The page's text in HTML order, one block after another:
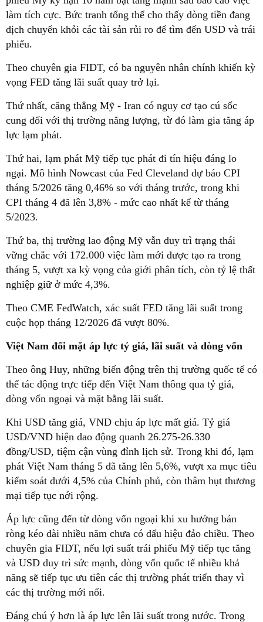
làm tích cực. Bức tranh tổng thể cho thấy dòng tiền đang
dịch chuyển khỏi các tài sản rủi ro để tìm đến USD và trái
phiếu.
Theo chuyên gia FIDT, có ba nguyên nhân chính khiến kỳ
vọng FED tăng lãi suất quay trở lại.
Thứ nhất, căng thẳng Mỹ - Iran có nguy cơ tạo cú sốc
cung đối với thị trường năng lượng, từ đó làm gia tăng áp
lực lạm phát.
Thứ hai, lạm phát Mỹ tiếp tục phát đi tín hiệu đáng lo
ngại. Mô hình Nowcast của Fed Cleveland dự báo CPI
tháng 5/2026 tăng 0,46% so với tháng trước, trong khi
CPI tháng 4 đã lên 3,8% - mức cao nhất kể từ tháng
5/2023.
Thứ ba, thị trường lao động Mỹ vẫn duy trì trạng thái
vững chắc với 172.000 việc làm mới được tạo ra trong
tháng 5, vượt xa kỳ vọng của giới phân tích, còn tỷ lệ thất
nghiệp giữ ở mức 4,3%.
Theo CME FedWatch, xác suất FED tăng lãi suất trong
cuộc họp tháng 12/2026 đã vượt 80%.
Việt Nam đối mặt áp lực tỷ giá, lãi suất và dòng vốn
Theo ông Huy, những biến động trên thị trường quốc tế có
thể tác động trực tiếp đến Việt Nam thông qua tỷ giá,
dòng vốn ngoại và mặt bằng lãi suất.
Khi USD tăng giá, VND chịu áp lực mất giá. Tỷ giá
USD/VND hiện dao động quanh 26.275-26.330
đồng/USD, tiệm cận vùng đỉnh lịch sử. Trong khi đó, lạm
phát Việt Nam tháng 5 đã tăng lên 5,6%, vượt xa mục tiêu
kiểm soát dưới 4,5% của Chính phủ, còn thâm hụt thương
mại tiếp tục nới rộng.
Áp lực cũng đến từ dòng vốn ngoại khi xu hướng bán
ròng kéo dài nhiều năm chưa có dấu hiệu đảo chiều. Theo
chuyên gia FIDT, nếu lợi suất trái phiếu Mỹ tiếp tục tăng
và USD duy trì sức mạnh, dòng vốn quốc tế nhiều khả
năng sẽ tiếp tục ưu tiên các thị trường phát triển thay vì
các thị trường mới nổi.
Đáng chú ý hơn là áp lực lên lãi suất trong nước. Trong